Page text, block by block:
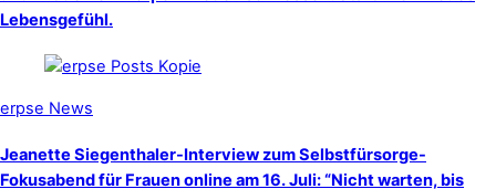
Lebensgefühl.
erpse News
Jeanette Siegenthaler-Interview zum Selbstfürsorge-
Fokusabend für Frauen online am 16. Juli: “Nicht warten, bis